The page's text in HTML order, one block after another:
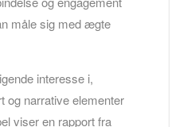
måle sig med ægte
interesse i,
og narrative elementer
viser en rapport fra